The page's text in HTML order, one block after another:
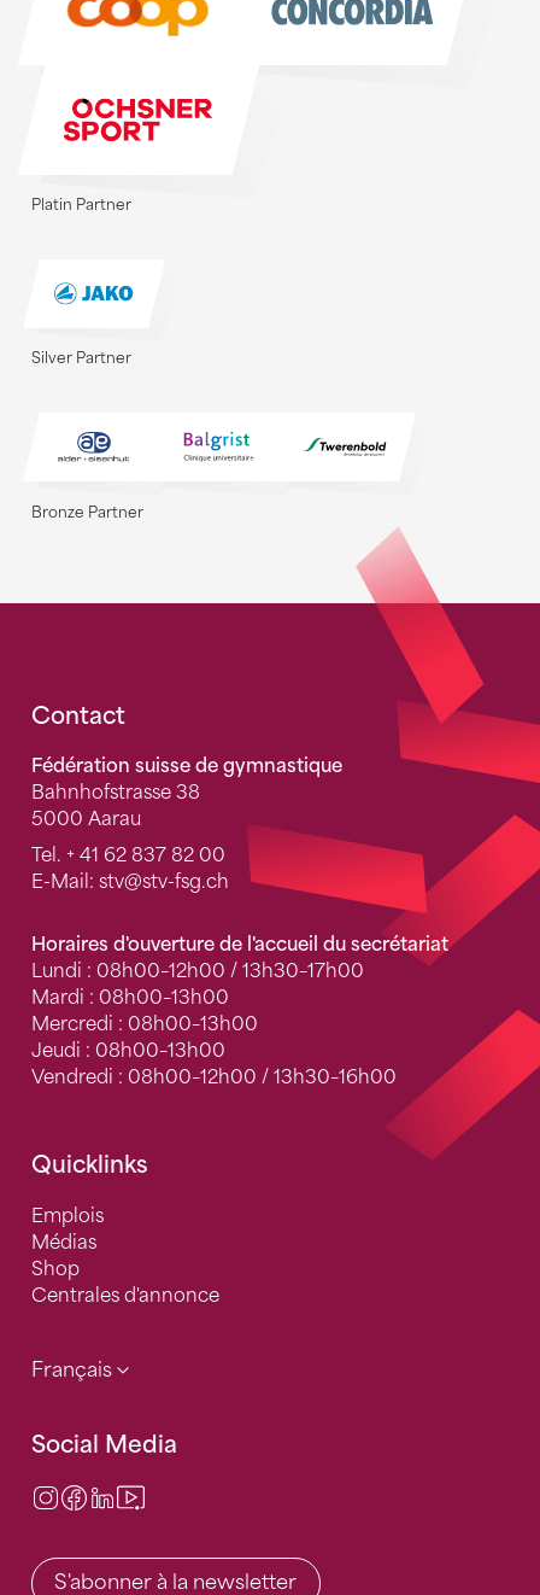
Platin Partner
Silver Partner
Bronze Partner
Fusszeile
Contact
Fédération suisse de gymnastique
Bahnhofstrasse 38
5000 Aarau
Tel. + 41 62 837 82 00
E-Mail: stv@stv-fsg.ch
Horaires d'ouverture de l'accueil du secrétariat
Lundi : 08h00–12h00 / 13h30–17h00
Mardi : 08h00–13h00
Mercredi : 08h00–13h00
Jeudi : 08h00–13h00
Vendredi : 08h00–12h00 / 13h30–16h00
Quicklinks
Emplois
Médias
Shop
Centrales d'annonce
Français
Social Media
Instagram
Facebook
LinkedIn
S'abonner à la newsletter